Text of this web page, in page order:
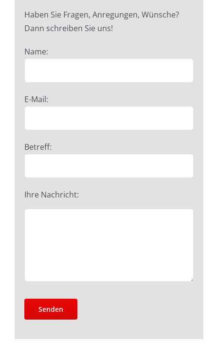
Haben Sie Fragen, Anregungen, Wünsche?
Dann schreiben Sie uns!
Name:
E-Mail:
Betreff:
Ihre Nachricht: